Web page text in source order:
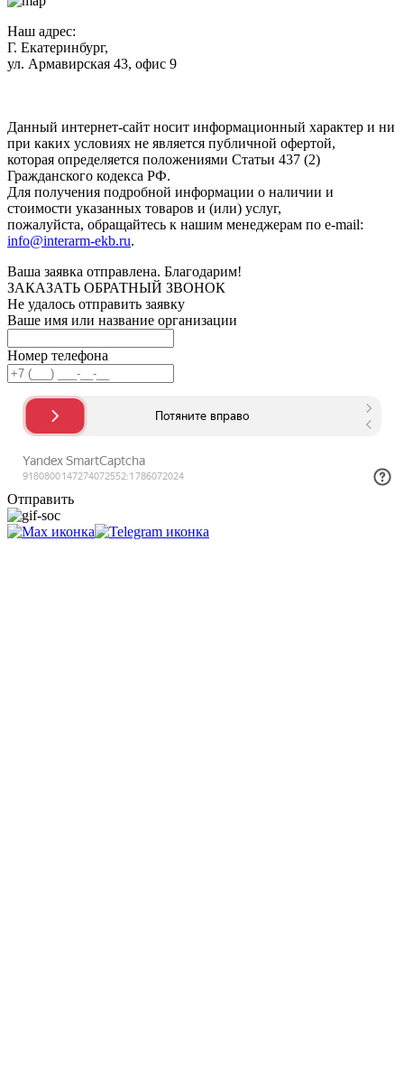
Наш адрес:
Г. Екатеринбург,
ул. Армавирская 43, офис 9
Данный интернет-сайт носит информационный характер и ни
при каких условиях не является публичной офертой,
которая определяется положениями Статьи 437 (2)
Гражданского кодекса РФ.
Для получения подробной информации о наличии и
стоимости указанных товаров и (или) услуг,
пожалуйста, обращайтесь к нашим менеджерам по e-mail:
info@interarm-ekb.ru.
Ваша заявка отправлена. Благодарим!
ЗАКАЗАТЬ ОБРАТНЫЙ ЗВОНОК
Не удалось отправить заявку
Ваше имя или название организации
Номер телефона
Отправить